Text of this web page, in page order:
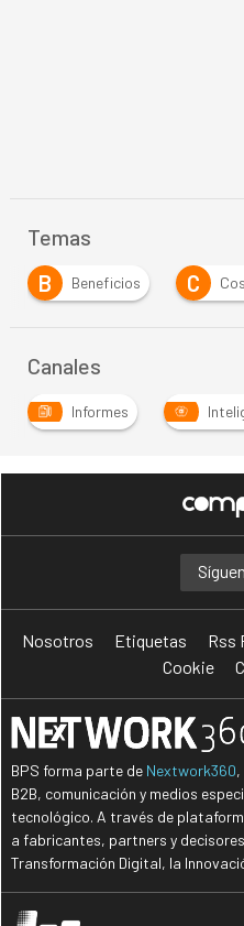
Temas
C
Costes E
Canales
Informes
Nosotros Etiquetas Rss
Cookie
BPS forma parte de Nextwork360
B2B, comunicación y medios
tecnológico. A través de
a fabricantes, partners y
Transformación Digital, la